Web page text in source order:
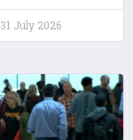
31 July 2026